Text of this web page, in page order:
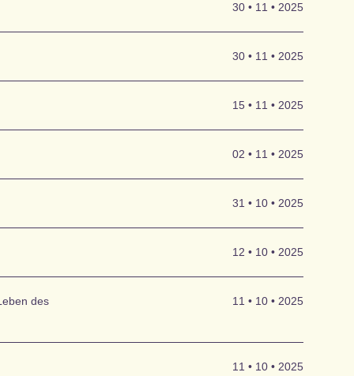
30 • 11 • 2025
30 • 11 • 2025
15 • 11 • 2025
02 • 11 • 2025
31 • 10 • 2025
12 • 10 • 2025
aus
in der
des
11 • 10 • 2025
11 • 10 • 2025